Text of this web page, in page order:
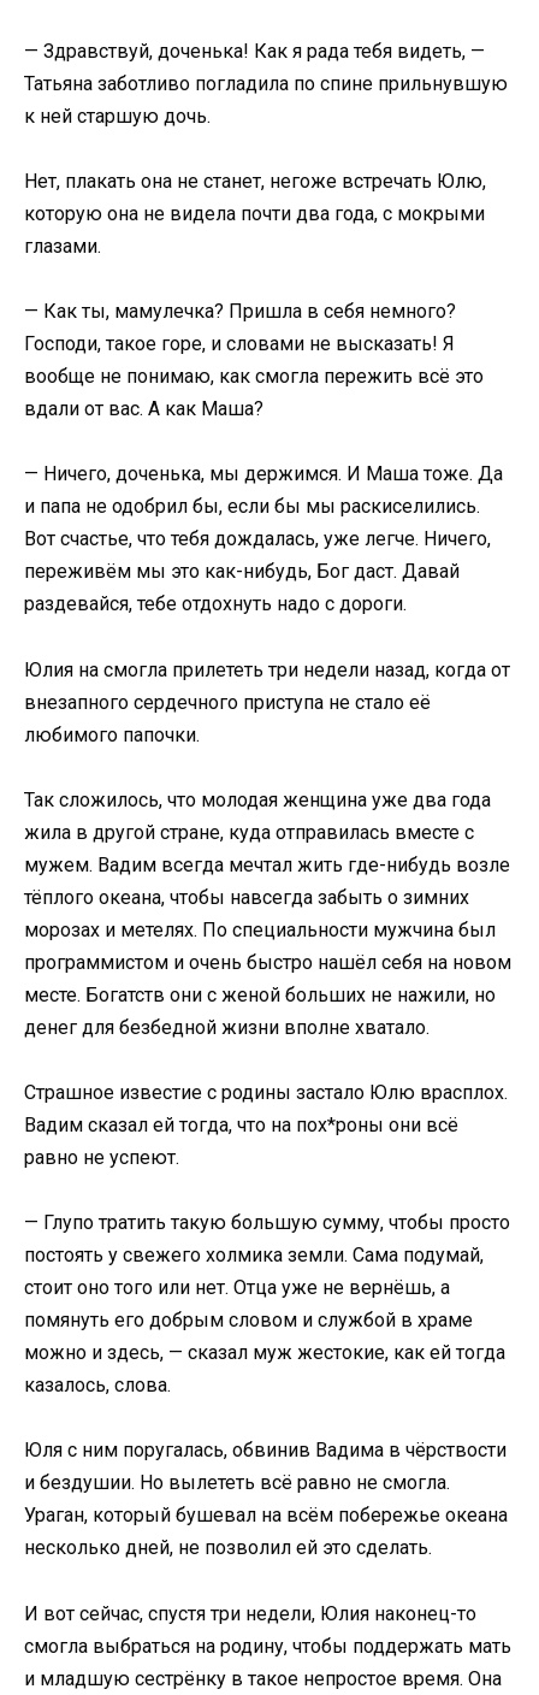
— Здравствуй, доченька! Как я рада тебя видеть, —
Татьяна заботливо погладила по спине прильнувшую
к ней старшую дочь.
Нет, плакать она не станет, негоже встречать Юлю,
которую она не видела почти два года, с мокрыми
глазами.
— Как ты, мамулечка? Пришла в себя немного?
Господи, такое горе, и словами не высказать! Я
вообще не понимаю, как смогла пережить всё это
вдали от вас. А как Маша?
— Ничего, доченька, мы держимся. И Маша тоже. Да
и папа не одобрил бы, если бы мы раскиселились.
Вот счастье, что тебя дождалась, уже легче. Ничего,
переживём мы это как-нибудь, Бог даст. Давай
раздевайся, тебе отдохнуть надо с дороги.
Юлия на смогла прилететь три недели назад, когда от
внезапного сердечного приступа не стало её
любимого папочки.
Так сложилось, что молодая женщина уже два года
жила в другой стране, куда отправилась вместе с
мужем. Вадим всегда мечтал жить где-нибудь возле
тёплого океана, чтобы навсегда забыть о зимних
морозах и метелях. По специальности мужчина был
программистом и очень быстро нашёл себя на новом
месте. Богатств они с женой больших не нажили, но
денег для безбедной жизни вполне хватало.
Страшное известие с родины застало Юлю врасплох.
Вадим сказал ей тогда, что на пох*роны они всё
равно не успеют.
— Глупо тратить такую большую сумму, чтобы просто
постоять у свежего холмика земли. Сама подумай,
стоит оно того или нет. Отца уже не вернёшь, а
помянуть его добрым словом и службой в храме
можно и здесь, — сказал муж жестокие, как ей тогда
казалось, слова.
Юля с ним поругалась, обвинив Вадима в чёрствости
и бездушии. Но вылететь всё равно не смогла.
Ураган, который бушевал на всём побережье океана
несколько дней, не позволил ей это сделать.
И вот сейчас, спустя три недели, Юлия наконец-то
смогла выбраться на родину, чтобы поддержать мать
и младшую сестрёнку в такое непростое время. Она